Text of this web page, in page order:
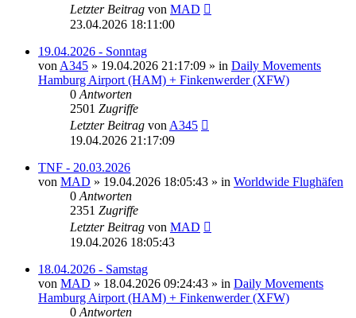
Letzter Beitrag von MAD
23.04.2026 18:11:00
19.04.2026 - Sonntag
von A345 » 19.04.2026 21:17:09 » in Daily Movements
Hamburg Airport (HAM) + Finkenwerder (XFW)
0 Antworten
2501 Zugriffe
Letzter Beitrag von A345
19.04.2026 21:17:09
TNF - 20.03.2026
von MAD » 19.04.2026 18:05:43 » in Worldwide Flughäfen
0 Antworten
2351 Zugriffe
Letzter Beitrag von MAD
19.04.2026 18:05:43
18.04.2026 - Samstag
von MAD » 18.04.2026 09:24:43 » in Daily Movements
Hamburg Airport (HAM) + Finkenwerder (XFW)
0 Antworten